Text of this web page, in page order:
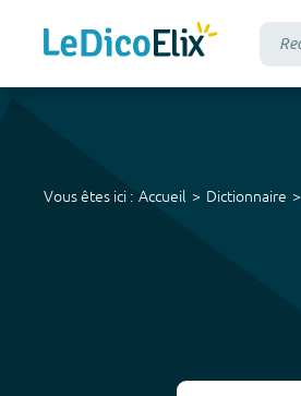
Vous êtes ici : Accueil Dictionnaire